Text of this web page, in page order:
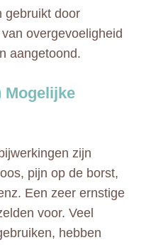
gebruikt door
overgevoeligheid
aangetoond.
Mogelijke
zijn
pijn op de borst,
Een zeer ernstige
voor. Veel
hebben